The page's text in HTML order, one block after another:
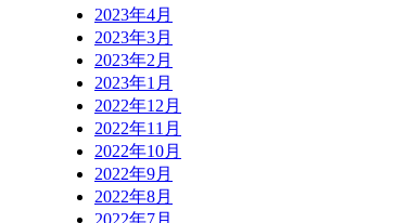
2023年4月
2023年3月
2023年2月
2023年1月
2022年12月
2022年11月
2022年10月
2022年9月
2022年8月